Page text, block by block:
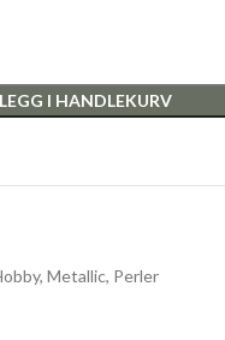
LEGG I HANDLEKURV
, Metallic, Perler